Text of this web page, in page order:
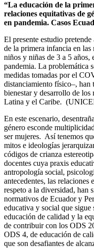
“La educación de la
relaciones equitativas de
en pandemia. Casos
El presente estudio
de la primera infancia en las
niños y niñas de 3 a 5 años,
pandemia. La problemática
medidas tomadas por el
distanciamiento físico–, han
bienestar y desarrollo de los
Latina y el Caribe.
En este escenario,
género esconde
ser mujeres. Así tenemos
mitos e ideologías
códigos de crianza
docentes cuya praxis
antropología social,
antecedentes, las
respeto a la diversidad, han
normativos de Ecuador y
educativa y social que
educación de calidad y la
de contribuir con los ODS
ODS 4, de educación de
que son desafiantes de